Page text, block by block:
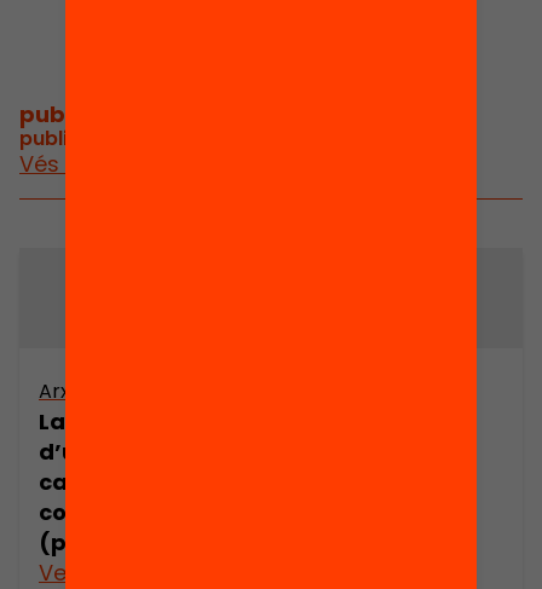
publicacions i vídeos
publicacions i vídeos relacionats
Vés a publicacions i vídeos
Arxiu
La construcció
d’un espai
català de
comunicació
(part 1)
Veure’n més